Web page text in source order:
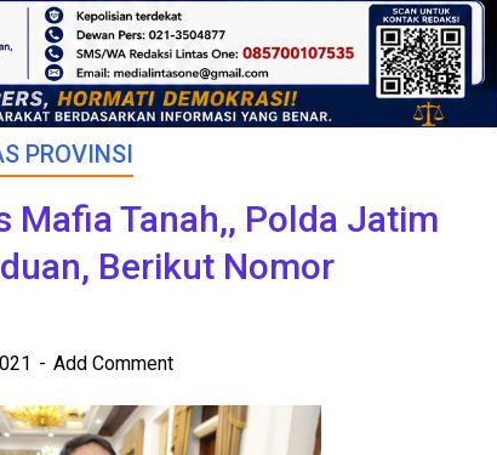
PROVINSI
Mafia Tanah,, Polda Jatim
Berikut Nomor
Add Comment